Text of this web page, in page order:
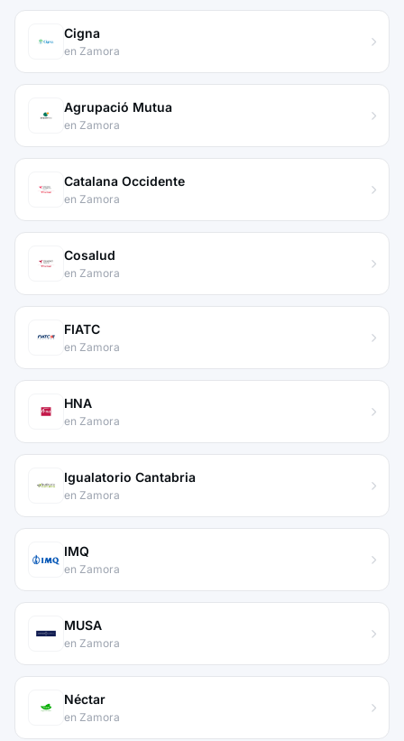
Cigna
en Zamora
Agrupació Mutua
en Zamora
Catalana Occidente
en Zamora
Cosalud
en Zamora
FIATC
en Zamora
HNA
en Zamora
Igualatorio Cantabria
en Zamora
IMQ
en Zamora
MUSA
en Zamora
Néctar
en Zamora